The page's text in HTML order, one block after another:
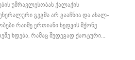
უმრავლესობას ქალაქის
გეგმა არ გააჩნია და ახალ-
რაიმე ერთიანი ხედვის მქონე
ხდება, რამაც შედეგად ქაოტური...